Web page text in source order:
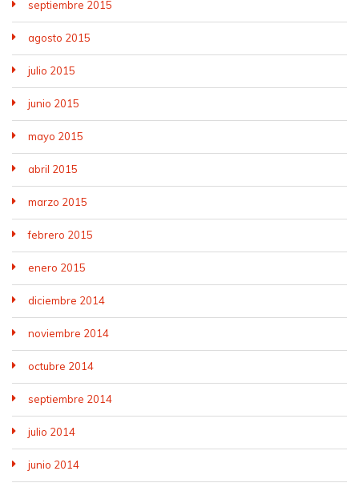
septiembre 2015
agosto 2015
julio 2015
junio 2015
mayo 2015
abril 2015
marzo 2015
febrero 2015
enero 2015
diciembre 2014
noviembre 2014
octubre 2014
septiembre 2014
julio 2014
junio 2014